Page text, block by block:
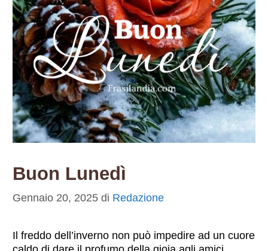
Buon Lunedì
Gennaio 20, 2025 di Redazione
Il freddo dell’inverno non può impedire ad un cuore